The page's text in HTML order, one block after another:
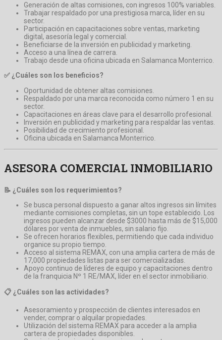
Generación de altas comisiones, con ingresos 100% variables.
Trabajar respaldado por una prestigiosa marca, líder en su
sector.
Participación en capacitaciones sobre ventas, marketing
digital, asesoría legal y comercial.
Beneficiarse de la inversión en publicidad y marketing.
Acceso a una línea de carrera.
Trabajo desde una oficina ubicada en Salamanca Monterrico.
✅ ¿Cuáles son los beneficios?
Oportunidad de obtener altas comisiones.
Respaldado por una marca reconocida como número 1 en su
sector.
Capacitaciones en áreas clave para el desarrollo profesional.
Inversión en publicidad y marketing para respaldar las ventas.
Posibilidad de crecimiento profesional.
Oficina ubicada en Salamanca Monterrico.
ASESORA COMERCIAL INMOBILIARIO
📝 ¿Cuáles son los requerimientos?
Se busca personal dispuesto a ganar altos ingresos sin límites
mediante comisiones completas, sin un tope establecido. Los
ingresos pueden alcanzar desde $3000 hasta más de $15,000
dólares por venta de inmuebles, sin salario fijo.
Se ofrecen horarios flexibles, permitiendo que cada individuo
organice su propio tiempo.
Acceso al sistema REMAX, con una amplia cartera de más de
17,000 propiedades listas para ser comercializadas.
Apoyo continuo de líderes de equipo y capacitaciones dentro
de la franquicia Nº 1 RE/MAX, líder en el sector inmobiliario.
📋 ¿Cuáles son las actividades?
Asesoramiento y prospección de clientes interesados en
vender, comprar o alquilar propiedades.
Utilización del sistema REMAX para acceder a la amplia
cartera de propiedades disponibles.